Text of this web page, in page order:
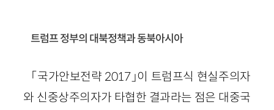
트럼프 정부의 대북정책과 동북아시아
「국가안보전략 2017」이 트럼프식 현실주의자
와 신중상주의자가 타협한 결과라는 점은 대중국